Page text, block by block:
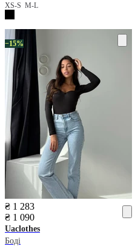
XS-S M-L
−15%
₴ 1 283
₴ 1 090
Uaclothes
Боді